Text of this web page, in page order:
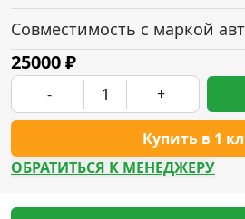
Совместимость с маркой
25000₽
- +
Купить в 1
ОБРАТИТЬСЯ К МЕНЕДЖЕРУ